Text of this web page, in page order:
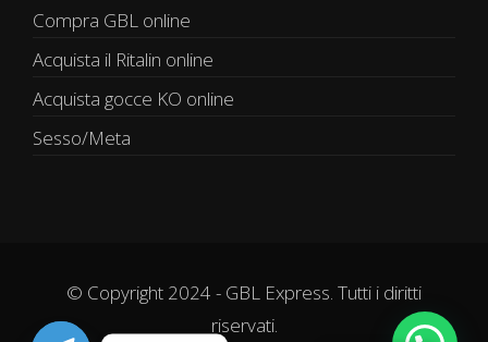
Compra GBL online
Acquista il Ritalin online
Acquista gocce KO online
Sesso/Meta
© Copyright 2024 - GBL Express. Tutti i diritti
riservati.